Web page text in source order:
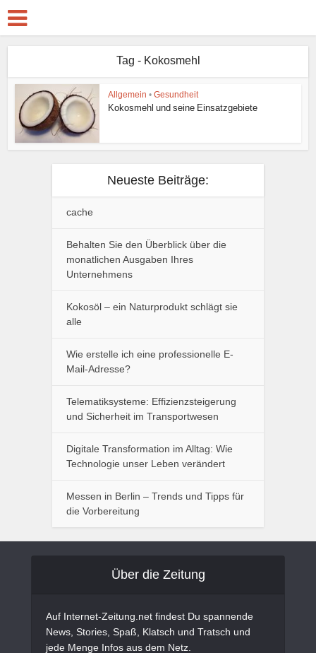
Tag - Kokosmehl
Allgemein • Gesundheit
Kokosmehl und seine Einsatzgebiete
Neueste Beiträge:
cache
Behalten Sie den Überblick über die
monatlichen Ausgaben Ihres
Unternehmens
Kokosöl – ein Naturprodukt schlägt sie
alle
Wie erstelle ich eine professionelle E-
Mail-Adresse?
Telematiksysteme: Effizienzsteigerung
und Sicherheit im Transportwesen
Digitale Transformation im Alltag: Wie
Technologie unser Leben verändert
Messen in Berlin – Trends und Tipps für
die Vorbereitung
Über die Zeitung
Auf Internet-Zeitung.net findest Du spannende
News, Stories, Spaß, Klatsch und Tratsch und
jede Menge Infos aus dem Netz.